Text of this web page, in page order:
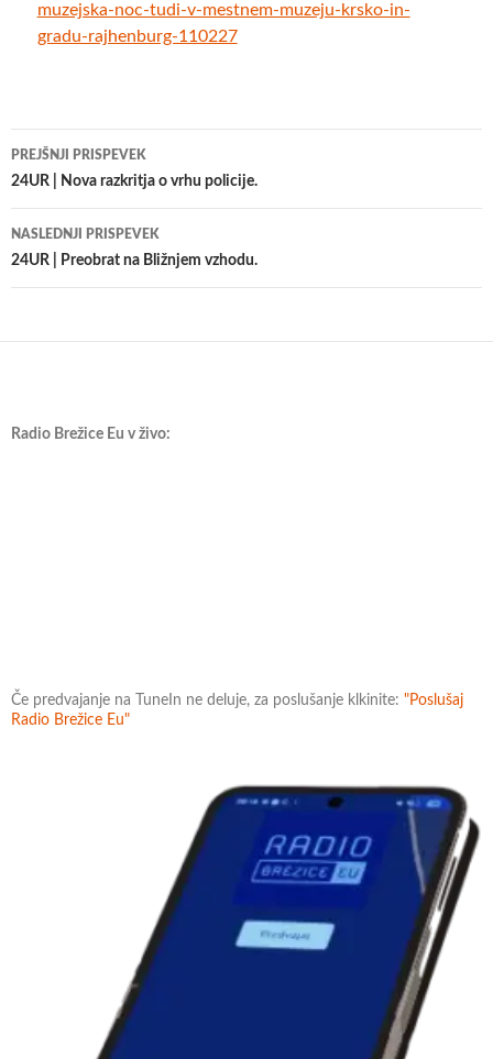
muzejska-noc-tudi-v-mestnem-muzeju-krsko-in-
gradu-rajhenburg-110227
Krmarjenje
po
prispevkih
PREJŠNJI PRISPEVEK
24UR | Nova razkritja o vrhu policije.
NASLEDNJI PRISPEVEK
24UR | Preobrat na Bližnjem vzhodu.
Radio Brežice Eu v živo:
Če predvajanje na TuneIn ne deluje, za poslušanje klkinite: "Poslušaj
Radio Brežice Eu"